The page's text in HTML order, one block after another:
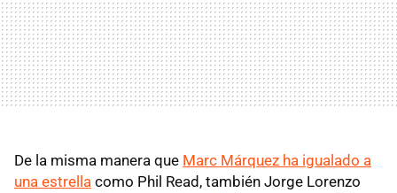
De la misma manera que Marc Márquez ha igualado a
una estrella como Phil Read, también Jorge Lorenzo